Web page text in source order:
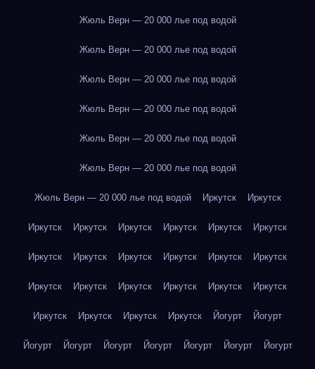
Жюль Верн — 20 000 лье под водой
Жюль Верн — 20 000 лье под водой
Жюль Верн — 20 000 лье под водой
Жюль Верн — 20 000 лье под водой
Жюль Верн — 20 000 лье под водой
Жюль Верн — 20 000 лье под водой
Жюль Верн — 20 000 лье под водой Иркутск Иркутск
Иркутск Иркутск Иркутск Иркутск Иркутск Иркутск
Иркутск Иркутск Иркутск Иркутск Иркутск Иркутск
Иркутск Иркутск Иркутск Иркутск Иркутск Иркутск
Иркутск Иркутск Иркутск Иркутск Йогурт Йогурт
Йогурт Йогурт Йогурт Йогурт Йогурт Йогурт Йогурт